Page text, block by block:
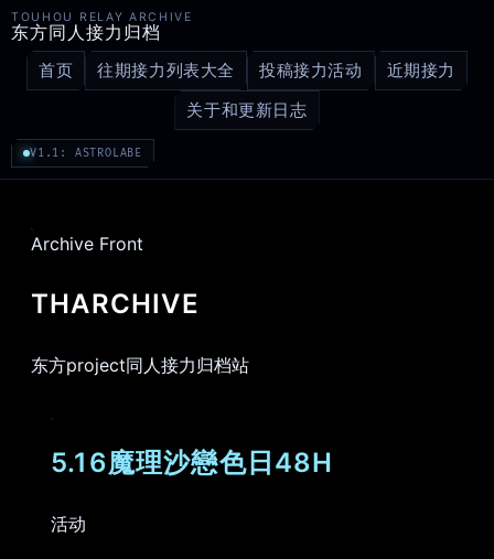
TOUHOU RELAY ARCHIVE
东方同人接力归档
首页 往期接力列表大全 投稿接力活动
近期接力
关于和更新日志
V1.1: ASTROLABE
Archive Front
THARCHIVE
东方project同人接力归档站
5.16魔理沙戀色日48H
活动